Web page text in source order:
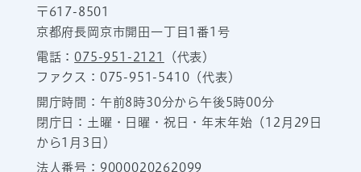
〒617-8501
京都府長岡京市開田一丁目1番1号
電話：075-951-2121
（代表）
ファクス：075-951-5410（代表）
開庁時間：午前8時30分から午後5時00分
閉庁日：土曜・日曜・祝日・年末年始（12月29日
から1月3日）
法人番号：9000020262099